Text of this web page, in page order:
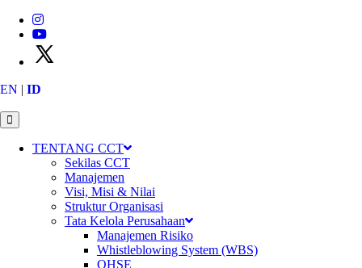
EN | ID
TENTANG CCT
Sekilas CCT
Manajemen
Visi, Misi & Nilai
Struktur Organisasi
Tata Kelola Perusahaan
Manajemen Risiko
Whistleblowing System (WBS)
QHSE